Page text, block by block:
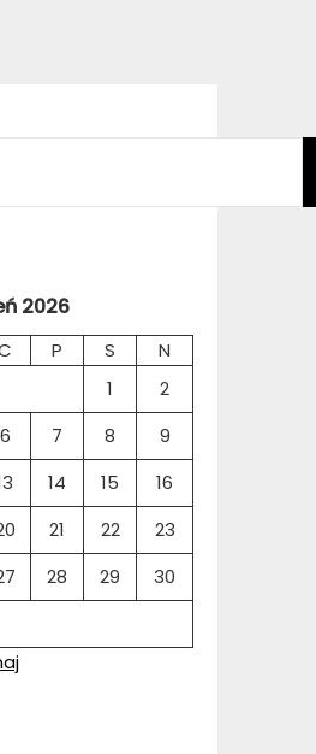
2026
P S
N
1
2
6 7 8
9
14 15
16
21 22
23
28 29
30